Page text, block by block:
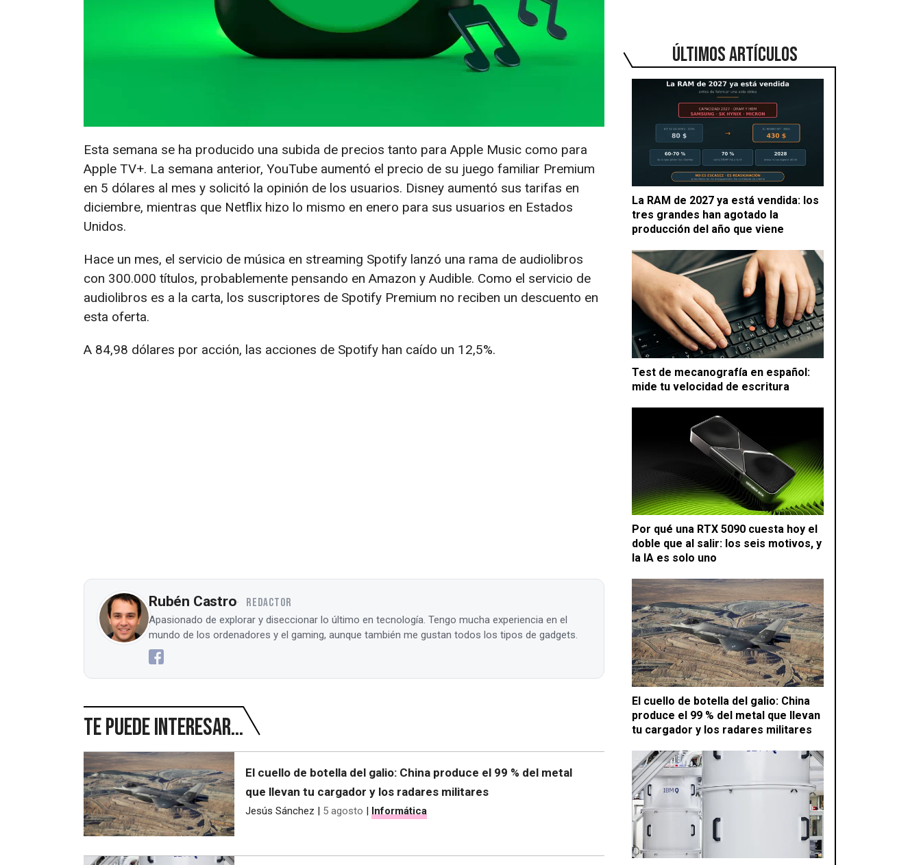
ÚLTIMOS ARTÍCULOS
La RAM de 2027 ya está vendida: los
tres grandes han agotado la
producción del año que viene
Test de mecanografía en español:
mide tu velocidad de escritura
Por qué una RTX 5090 cuesta hoy el
doble que al salir: los seis motivos, y
la IA es solo uno
El cuello de botella del galio: China
produce el 99 % del metal que llevan
tu cargador y los radares militares
Esta semana se ha producido una subida de precios tanto para Apple Music como para
Apple TV+. La semana anterior, YouTube aumentó el precio de su juego familiar Premium
en 5 dólares al mes y solicitó la opinión de los usuarios. Disney aumentó sus tarifas en
diciembre, mientras que Netflix hizo lo mismo en enero para sus usuarios en Estados
Unidos.
Hace un mes, el servicio de música en streaming Spotify lanzó una rama de audiolibros
con 300.000 títulos, probablemente pensando en Amazon y Audible. Como el servicio de
audiolibros es a la carta, los suscriptores de Spotify Premium no reciben un descuento en
esta oferta.
A 84,98 dólares por acción, las acciones de Spotify han caído un 12,5%.
Rubén Castro REDACTOR
Apasionado de explorar y diseccionar lo último en tecnología. Tengo mucha experiencia en el
mundo de los ordenadores y el gaming, aunque también me gustan todos los tipos de gadgets.
Te puede interesar...
El cuello de botella del galio: China produce el 99 % del metal
que llevan tu cargador y los radares militares
Jesús Sánchez | 5 agosto | Informática